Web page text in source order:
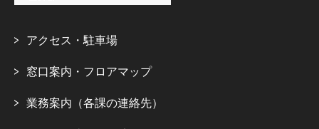
アクセス・駐車場
窓口案内・フロアマップ
業務案内（各課の連絡先）